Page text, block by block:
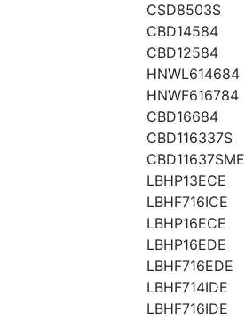
CSD8503S
CBD14584
CBD12584
HNWL614684
HNWF616784
CBD16684
CBD116337S
CBD11637SME
LBHP13ECE
LBHF716ICE
LBHP16ECE
LBHP16EDE
LBHF716EDE
LBHF714IDE
LBHF716IDE